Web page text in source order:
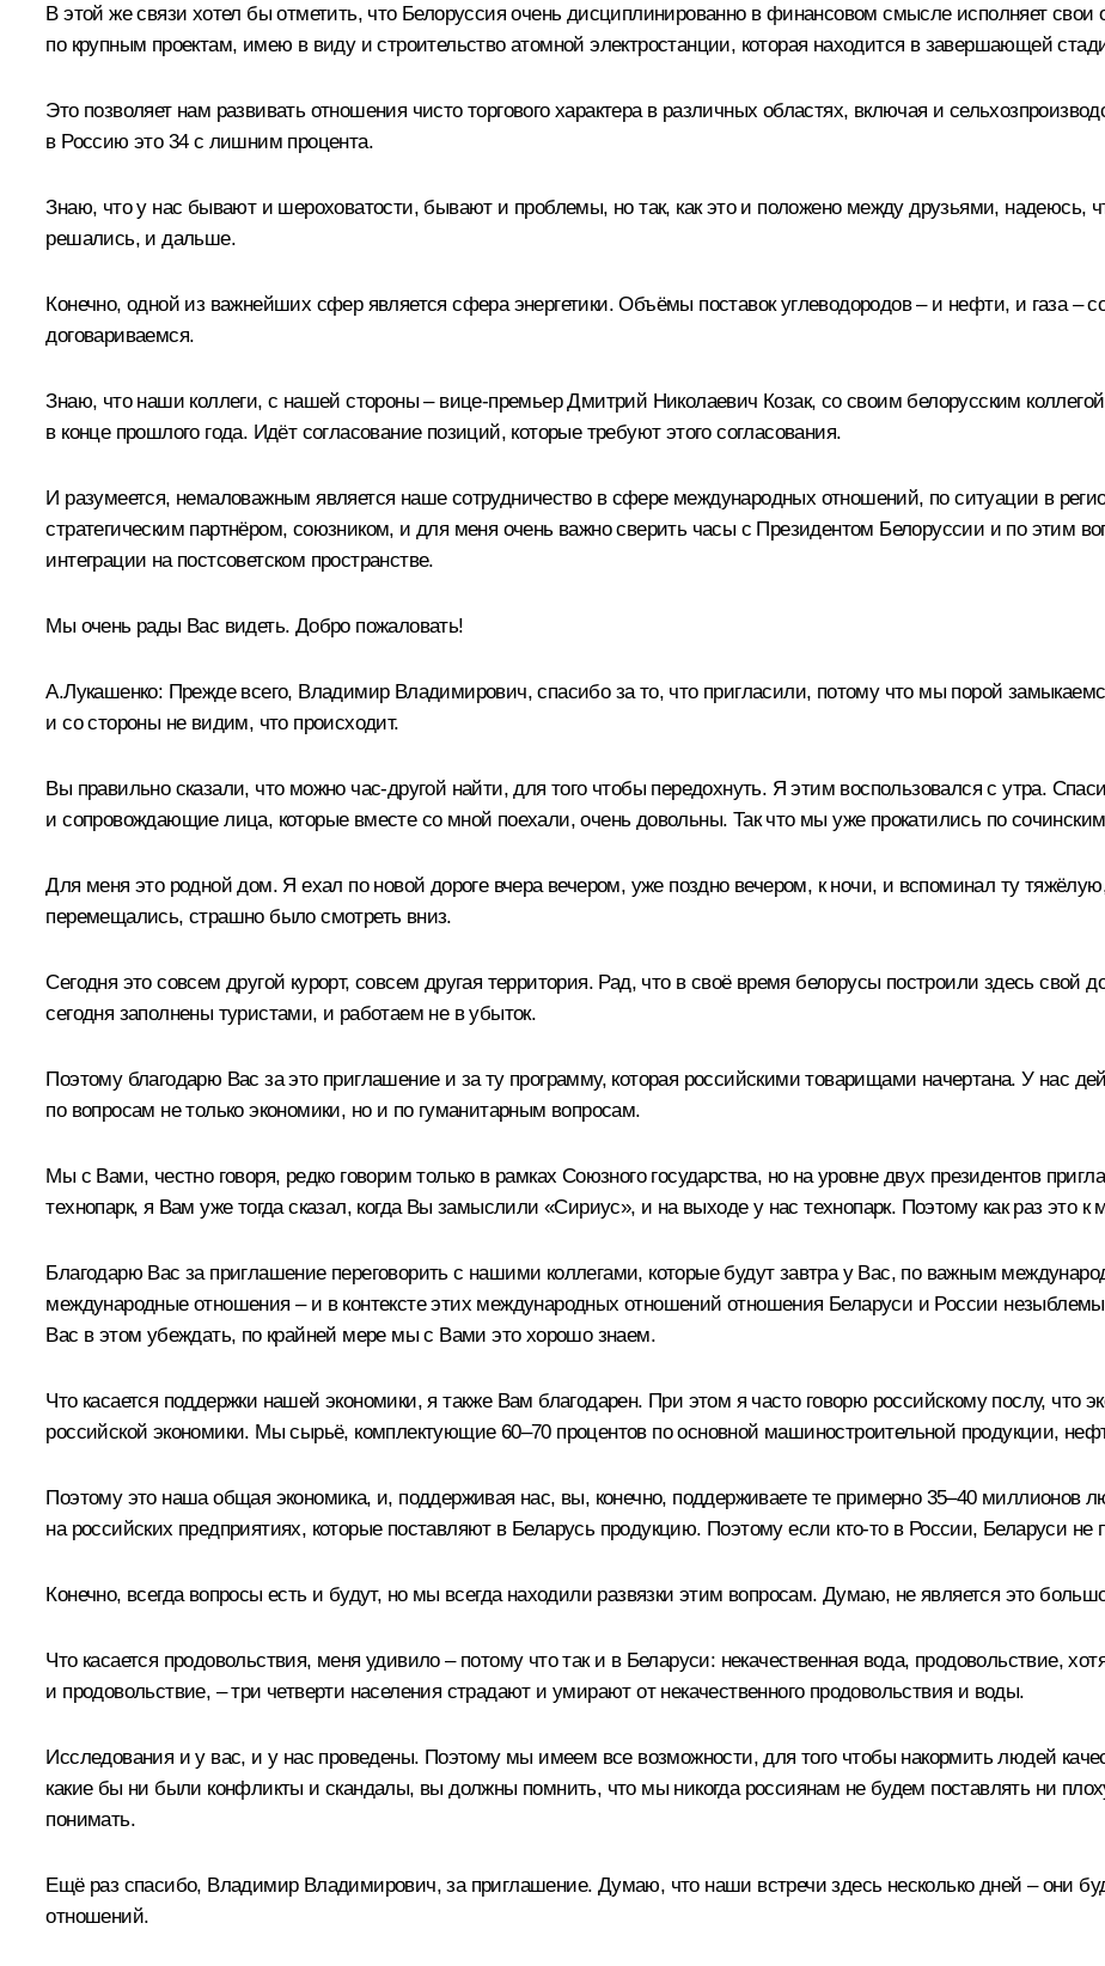
В этой же связи хотел бы отметить, что Белоруссия очень дисциплинированно в финансовом смысле исполняет свои
по крупным проектам, имею в виду и строительство атомной электростанции, которая находится в завершающей
Это позволяет нам развивать отношения чисто торгового характера в различных областях, включая и
в Россию это 34 с лишним процента.
Знаю, что у нас бывают и шероховатости, бывают и проблемы, но так, как это и положено между друзьями, надеюсь,
решались, и дальше.
Конечно, одной из важнейших сфер является сфера энергетики. Объёмы поставок углеводородов – и нефти, и газа –
договариваемся.
Знаю, что наши коллеги, с нашей стороны – вице-премьерДмитрий Николаевич Козак, со своим белорусским
в конце прошлого года. Идёт согласование позиций, которые требуют этого согласования.
И разумеется, немаловажным является наше сотрудничество в сфере международных отношений, по ситуации в
стратегическим партнёром, союзником, и для меня очень важно сверить часы с Президентом Белоруссии и по этим
интеграции на постсоветском пространстве.
Мы очень рады Вас видеть. Добро пожаловать!
А.Лукашенко: Прежде всего, Владимир Владимирович, спасибо за то, что пригласили, потому что мы порой
и со стороны не видим, что происходит.
Вы правильно сказали, что можно час‑другой найти, для того чтобы передохнуть. Я этим воспользовался с утра.
и сопровождающие лица, которые вместе со мной поехали, очень довольны. Так что мы уже прокатились по
Для меня это родной дом. Я ехал по новой дороге вчера вечером, уже поздно вечером, к ночи, и вспоминал ту
перемещались, страшно было смотреть вниз.
Сегодня это совсем другой курорт, совсем другая территория. Рад, что в своё время белорусы построили здесь свой
сегодня заполнены туристами, и работаем не в убыток.
Поэтому благодарю Вас за это приглашение и за ту программу, которая российскими товарищами начертана. У нас
по вопросам не только экономики, но и по гуманитарным вопросам.
Мы с Вами, честно говоря, редко говорим только в рамках Союзного государства, но на уровне двух президентов
технопарк, я Вам уже тогда сказал, когда Вы замыслили «Сириус», и на выходе у нас технопарк. Поэтому как раз это к
Благодарю Вас за приглашение переговорить с нашими коллегами, которые будут завтра у Вас, по важным
международные отношения – и в контексте этих международных отношений отношения Беларуси и России
Вас в этом убеждать, по крайней мере мы с Вами это хорошо знаем.
Что касается поддержки нашей экономики, я также Вам благодарен. При этом я часто говорю российскому послу, что
российской экономики. Мы сырьё, комплектующие 60–70 процентов по основной машиностроительной продукции,
Поэтому это наша общая экономика, и, поддерживая нас, вы, конечно, поддерживаете те примерно 35–40 миллионов
на российских предприятиях, которые поставляют в Беларусь продукцию. Поэтому если кто‑то в России, Беларуси не
Конечно, всегда вопросы есть и будут, но мы всегда находили развязки этим вопросам. Думаю, не является это
Что касается продовольствия, меня удивило – потому что так и в Беларуси: некачественная вода, продовольствие,
и продовольствие, – три четверти населения страдают и умирают от некачественного продовольствия и воды.
Исследования и у вас, и у нас проведены. Поэтому мы имеем все возможности, для того чтобы накормить людей
какие бы ни были конфликты и скандалы, вы должны помнить, что мы никогда россиянам не будем поставлять ни
понимать.
Ещё раз спасибо, Владимир Владимирович, за приглашение. Думаю, что наши встречи здесь несколько дней – они
отношений.